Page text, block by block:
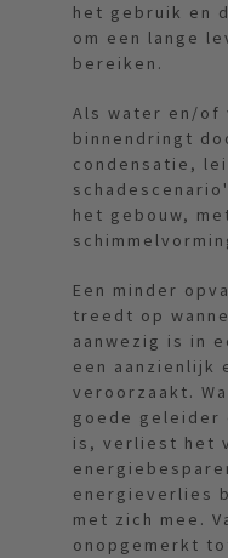
het gebruik en
om een lange
bereiken.
Als water en/of
binnendringt
condensatie,
het gebouw,
Een minder
treedt op
aanwezig is in
een aanzienlijk
veroorzaakt.
goede geleider
is, verliest het
energieverlies
met zich mee.
onopgemerkt